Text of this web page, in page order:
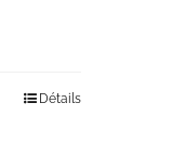
Détails